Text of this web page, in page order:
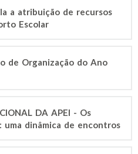
a atribuição de recursos
Escolar
de Organização do Ano
DA APEI - Os
uma dinâmica de encontros